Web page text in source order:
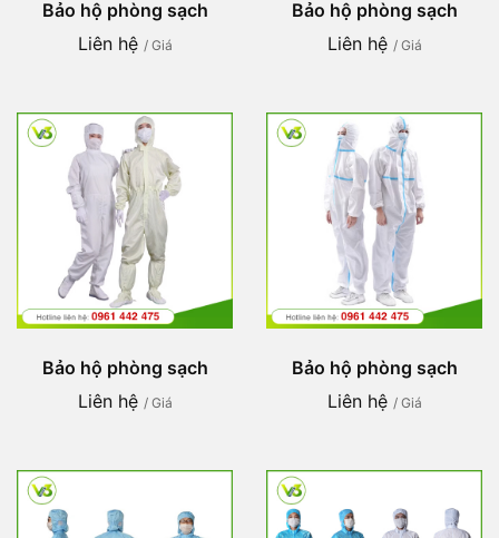
Bảo hộ phòng sạch
Liên hệ / Giá
Bảo hộ phòng sạch
Liên hệ / Giá
Bảo hộ phòng sạch
Liên hệ / Giá
Bảo hộ phòng sạch
Liên hệ / Giá